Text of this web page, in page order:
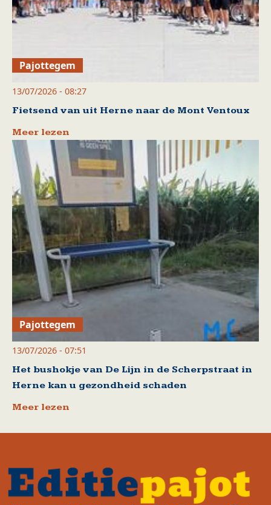
Pajottegem
13/07/2026 - 08:27
Fietsend van uit Herne naar de Mont Ventoux
Meer lezen
Pajottegem
13/07/2026 - 07:51
Het bushokje van De Lijn in de Scherpstraat in
Herne kan u gezondheid schaden
Meer lezen